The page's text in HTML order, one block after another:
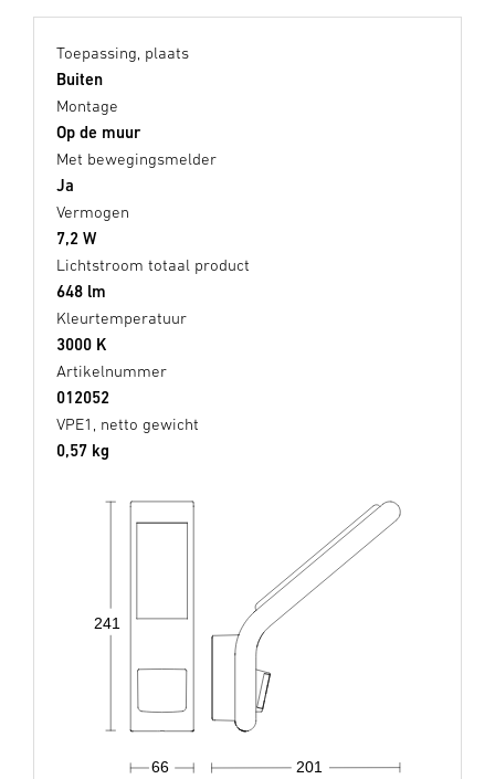
Toepassing, plaats
Buiten
Montage
Op de muur
Met bewegingsmelder
Ja
Vermogen
7,2 W
Lichtstroom totaal product
648 lm
Kleurtemperatuur
3000 K
Artikelnummer
012052
VPE1, netto gewicht
0,57 kg
66 201
241